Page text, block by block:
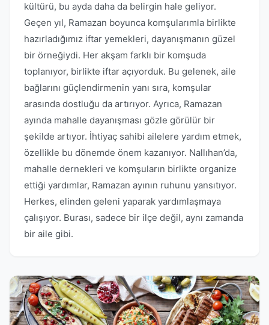
kültürü, bu ayda daha da belirgin hale geliyor.
Geçen yıl, Ramazan boyunca komşularımla birlikte
hazırladığımız iftar yemekleri, dayanışmanın güzel
bir örneğiydi. Her akşam farklı bir komşuda
toplanıyor, birlikte iftar açıyorduk. Bu gelenek, aile
bağlarını güçlendirmenin yanı sıra, komşular
arasında dostluğu da artırıyor. Ayrıca, Ramazan
ayında mahalle dayanışması gözle görülür bir
şekilde artıyor. İhtiyaç sahibi ailelere yardım etmek,
özellikle bu dönemde önem kazanıyor. Nallıhan’da,
mahalle dernekleri ve komşuların birlikte organize
ettiği yardımlar, Ramazan ayının ruhunu yansıtıyor.
Herkes, elinden geleni yaparak yardımlaşmaya
çalışıyor. Burası, sadece bir ilçe değil, aynı zamanda
bir aile gibi.